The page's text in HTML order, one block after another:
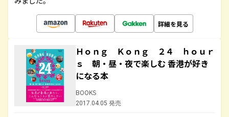
詳細を見る
Ｈｏｎｇ Ｋｏｎｇ ２４ ｈｏｕｒ
ｓ 朝・昼・夜で楽しむ 香港が好き
になる本
BOOKS
2017.04.05 発売